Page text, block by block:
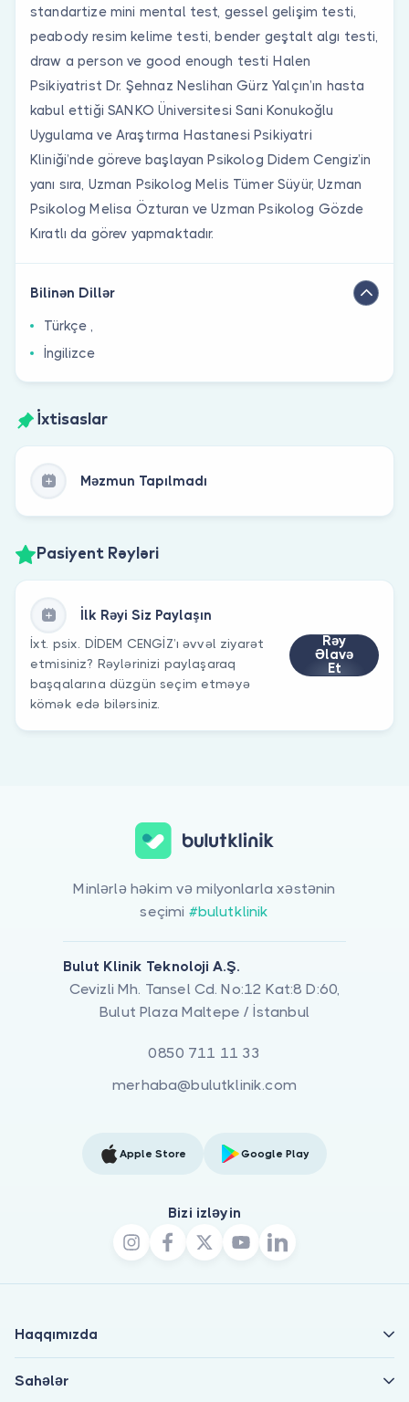
standartize mini mental test, gessel gelişim testi,
peabody resim kelime testi, bender geştalt algı testi,
draw a person ve good enough testi Halen
Psikiyatrist Dr. Şehnaz Neslihan Gürz Yalçın’ın hasta
kabul ettiği SANKO Üniversitesi Sani Konukoğlu
Uygulama ve Araştırma Hastanesi Psikiyatri
Kliniği’nde göreve başlayan Psikolog Didem Cengiz’in
yanı sıra, Uzman Psikolog Melis Tümer Süyür, Uzman
Psikolog Melisa Özturan ve Uzman Psikolog Gözde
Kıratlı da görev yapmaktadır.
Bilinən Dillər
Türkçe ,
İngilizce
İxtisaslar
Məzmun Tapılmadı
Pasiyent Rəyləri
İlk Rəyi Siz Paylaşın
İxt. psix. DİDEM CENGİZ’ı əvvəl ziyarət
etmisiniz? Rəylərinizi paylaşaraq
başqalarına düzgün seçim etməyə
kömək edə bilərsiniz.
Rəy
Əlavə
Et
Minlərlə həkim və milyonlarla xəstənin
seçimi #bulutklinik
Bulut Klinik Teknoloji A.Ş.
Cevizli Mh. Tansel Cd. No:12 Kat:8 D:60,
Bulut Plaza Maltepe / İstanbul
0850 711 11 33
merhaba@bulutklinik.com
Apple Store Google Play
Bizi izləyin
Haqqımızda
Sahələr